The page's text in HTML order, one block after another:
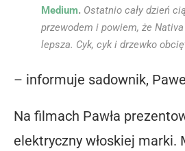
Medium. Ostatnio cały dzień
przewodem i powiem, że
lepsza. Cyk, cyk i drzewko
– informuje sadownik,
Na filmach Pawła
elektryczny włoskiej marki.